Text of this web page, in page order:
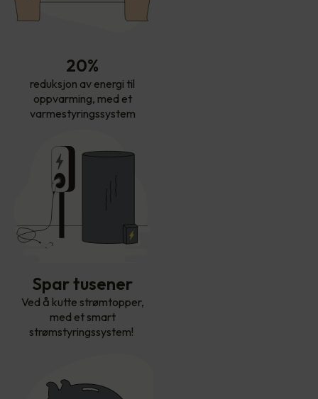
20%
reduksjon av energi til
oppvarming, med et
varmestyringssystem
Spar tusener
Ved å kutte strømtopper,
med et smart
strømstyringssystem!